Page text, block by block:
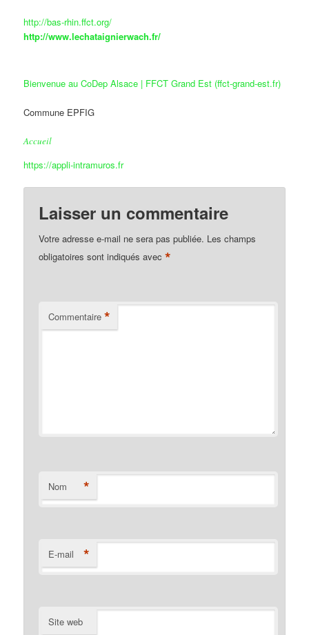
http://bas-rhin.ffct.org/
http://www.lechataignierwach.fr/
Bienvenue au CoDep Alsace | FFCT Grand Est (ffct-grand-est.fr)
Commune EPFIG
Accueil
https://appli-intramuros.fr
Laisser un commentaire
Votre adresse e-mail ne sera pas publiée. Les champs
obligatoires sont indiqués avec*
Commentaire *
Nom *
E-mail *
Site web